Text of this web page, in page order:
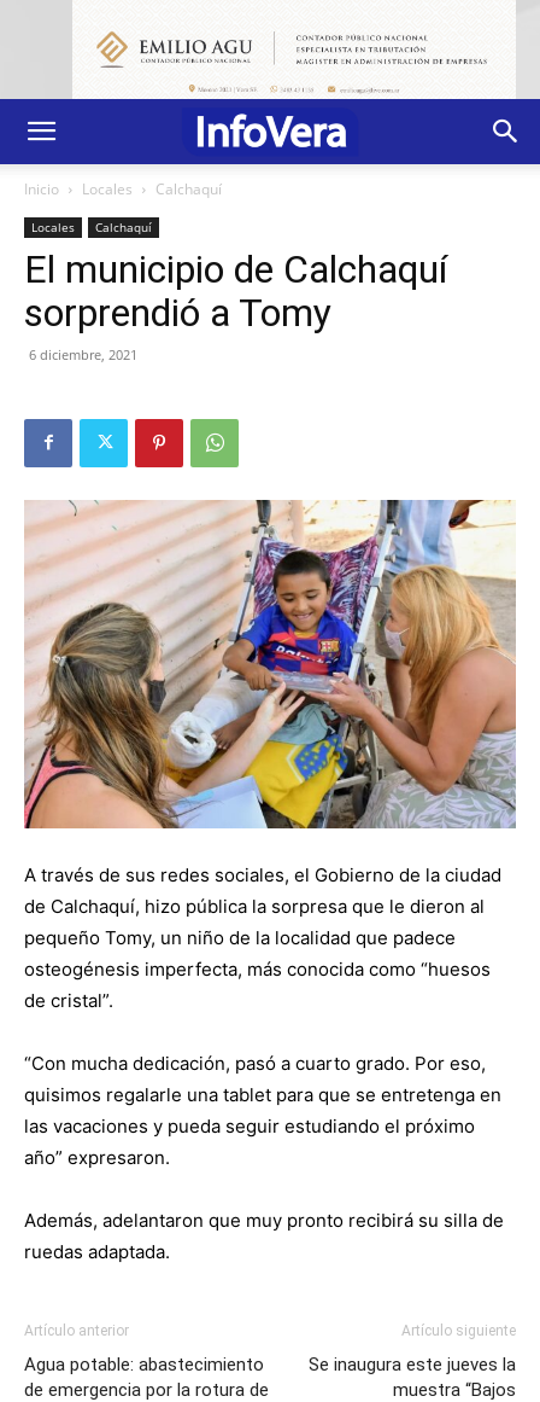
Inicio Locales Calchaquí
Locales Calchaquí
El municipio de Calchaquí
sorprendió a Tomy
6 diciembre, 2021
A través de sus redes sociales, el Gobierno de la ciudad
de Calchaquí, hizo pública la sorpresa que le dieron al
pequeño Tomy, un niño de la localidad que padece
osteogénesis imperfecta, más conocida como “huesos
de cristal”.
“Con mucha dedicación, pasó a cuarto grado. Por eso,
quisimos regalarle una tablet para que se entretenga en
las vacaciones y pueda seguir estudiando el próximo
año” expresaron.
Además, adelantaron que muy pronto recibirá su silla de
ruedas adaptada.
Artículo anterior
Agua potable: abastecimiento
de emergencia por la rotura de
Artículo siguiente
Se inaugura este jueves la
muestra “Bajos